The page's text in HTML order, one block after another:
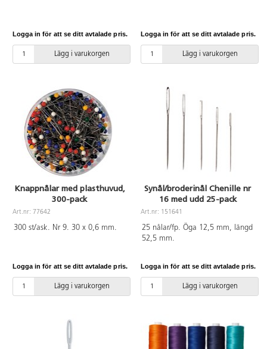
Logga in för att se ditt avtalade pris.
Lägg i varukorgen
Logga in för att se ditt avtalade pris.
Lägg i varukorgen
Knappnålar med plasthuvud,
300-pack
Art.nr: 77642
300 st/ask. Nr 9. 30 x 0,6 mm.
Logga in för att se ditt avtalade pris.
Lägg i varukorgen
Synål/broderinål Chenille nr
16 med udd 25-pack
Art.nr: 151641
25 nålar/fp. Öga 12,5 mm, längd
52,5 mm.
Logga in för att se ditt avtalade pris.
Lägg i varukorgen